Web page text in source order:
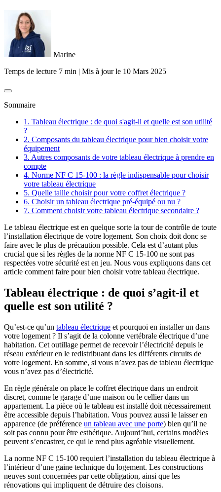
Marine
Temps de lecture 7 min | Mis à jour le 10 Mars 2025
Sommaire
1. Tableau électrique : de quoi s'agit-il et quelle est son utilité
?
2. Composants du tableau électrique pour bien choisir votre
équipement
3. Autres composants de votre tableau électrique à prendre en
compte
4. Norme NF C 15-100 : la règle indispensable pour choisir
votre tableau électrique
5. Quelle taille choisir pour votre coffret électrique ?
6. Choisir un tableau électrique pré-équipé ou nu ?
7. Comment choisir votre tableau électrique secondaire ?
Le tableau électrique est en quelque sorte la tour de contrôle de toute
l’installation électrique de votre logement. Son choix doit donc se
faire avec le plus de précaution possible. Cela est d’autant plus
crucial que si les règles de la norme NF C 15-100 ne sont pas
respectées votre sécurité est en jeu. Nous vous expliquons dans cet
article comment faire pour bien choisir votre tableau électrique.
Tableau électrique : de quoi s’agit-il et
quelle est son utilité ?
Qu’est-ce qu’un tableau électrique et pourquoi en installer un dans
votre logement ? Il s’agit de la colonne vertébrale électrique d’une
habitation. Cet outillage permet de recevoir l’électricité depuis le
réseau extérieur en le redistribuant dans les différents circuits de
votre logement. En somme, si vous n’avez pas de tableau électrique
vous n’avez pas d’électricité.
En règle générale on place le coffret électrique dans un endroit
discret, comme le garage d’une maison ou le cellier dans un
appartement. La pièce où le tableau est installé doit nécessairement
être accessible depuis l’habitation. Vous pouvez aussi le laisser en
apparence (de préférence un tableau avec une porte) bien qu’il ne
soit pas connu pour être esthétique. Aujourd’hui, certains modèles
peuvent s’encastrer, ce qui le rend plus agréable visuellement.
La norme NF C 15-100 requiert l’installation du tableau électrique à
l’intérieur d’une gaine technique du logement. Les constructions
neuves sont concernées par cette obligation, ainsi que les
rénovations qui impliquent de détruire des cloisons.